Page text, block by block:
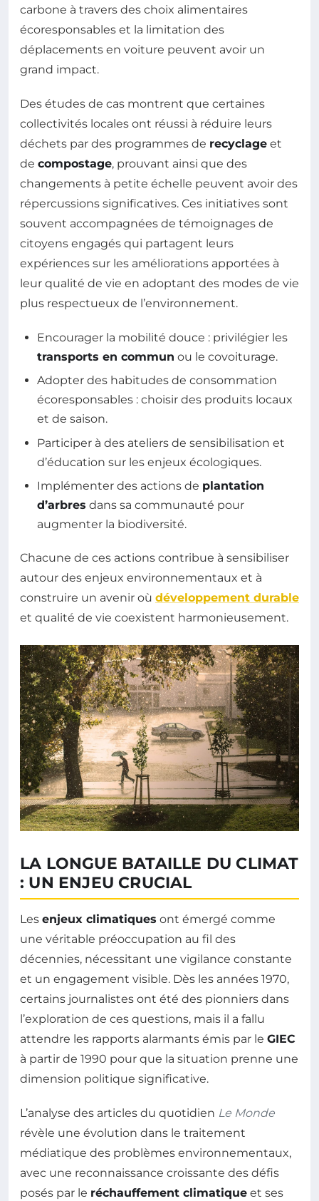
carbone à travers des choix alimentaires
écoresponsables et la limitation des
déplacements en voiture peuvent avoir un
grand impact.
Des études de cas montrent que certaines
collectivités locales ont réussi à réduire leurs
déchets par des programmes de recyclage et
de compostage, prouvant ainsi que des
changements à petite échelle peuvent avoir des
répercussions significatives. Ces initiatives sont
souvent accompagnées de témoignages de
citoyens engagés qui partagent leurs
expériences sur les améliorations apportées à
leur qualité de vie en adoptant des modes de vie
plus respectueux de l’environnement.
Encourager la mobilité douce : privilégier les
transports en commun ou le covoiturage.
Adopter des habitudes de consommation
écoresponsables : choisir des produits locaux
et de saison.
Participer à des ateliers de sensibilisation et
d’éducation sur les enjeux écologiques.
Implémenter des actions de plantation
d’arbres dans sa communauté pour
augmenter la biodiversité.
Chacune de ces actions contribue à sensibiliser
autour des enjeux environnementaux et à
construire un avenir où développement durable
et qualité de vie coexistent harmonieusement.
LA LONGUE BATAILLE DU CLIMAT
: UN ENJEU CRUCIAL
Les enjeux climatiques ont émergé comme
une véritable préoccupation au fil des
décennies, nécessitant une vigilance constante
et un engagement visible. Dès les années 1970,
certains journalistes ont été des pionniers dans
l’exploration de ces questions, mais il a fallu
attendre les rapports alarmants émis par le GIEC
à partir de 1990 pour que la situation prenne une
dimension politique significative.
L’analyse des articles du quotidien Le Monde
révèle une évolution dans le traitement
médiatique des problèmes environnementaux,
avec une reconnaissance croissante des défis
posés par le réchauffement climatique et ses